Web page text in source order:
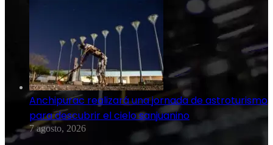
Anchipurac realizará una jornada de astroturismo
para descubrir el cielo sanjuanino
7 agosto, 2026